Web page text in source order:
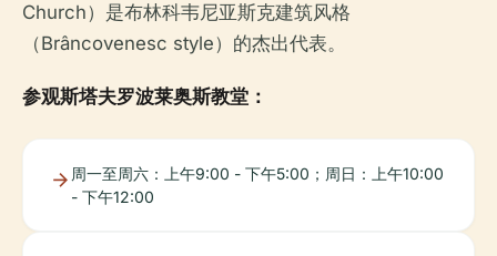
Church）是布林科韦尼亚斯克建筑风格
（Brâncovenesc style）的杰出代表。
参观斯塔夫罗波莱奥斯教堂：
周一至周六：上午9:00 - 下午5:00；周日：上午10:00
- 下午12:00